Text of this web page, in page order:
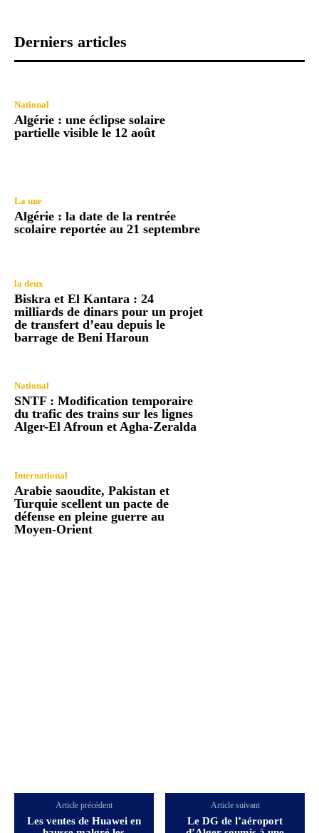
Derniers articles
National
Algérie : une éclipse solaire
partielle visible le 12 août
La une
Algérie : la date de la rentrée
scolaire reportée au 21 septembre
la deux
Biskra et El Kantara : 24
milliards de dinars pour un projet
de transfert d’eau depuis le
barrage de Beni Haroun
National
SNTF : Modification temporaire
du trafic des trains sur les lignes
Alger-El Afroun et Agha-Zeralda
International
Arabie saoudite, Pakistan et
Turquie scellent un pacte de
défense en pleine guerre au
Moyen-Orient
Article précédent
Les ventes de Huawei en
Article suivant
Le DG de l’aéroport